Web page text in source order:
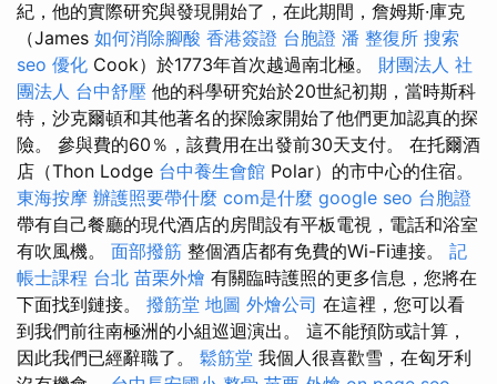
紀，他的實際研究與發現開始了，在此期間，詹姆斯·庫克
（James 如何消除腳酸 香港簽證 台胞證 潘 整復所 搜索
seo 優化 Cook）於1773年首次越過南北極。 財團法人 社
團法人 台中舒壓 他的科學研究始於20世紀初期，當時斯科
特，沙克爾頓和其他著名的探險家開始了他們更加認真的探
險。 參與費的60％，該費用在出發前30天支付。 在托爾酒
店（Thon Lodge 台中養生會館 Polar）的市中心的住宿。
東海按摩 辦護照要帶什麼 com是什麼 google seo 台胞證
帶有自己餐廳的現代酒店的房間設有平板電視，電話和浴室
有吹風機。 面部撥筋 整個酒店都有免費的Wi-Fi連接。 記
帳士課程 台北 苗栗外燴 有關臨時護照的更多信息，您將在
下面找到鏈接。 撥筋堂 地圖 外燴公司 在這裡，您可以看
到我們前往南極洲的小組巡迴演出。 這不能預防或計算，
因此我們已經辭職了。 鬆筋堂 我個人很喜歡雪，在匈牙利